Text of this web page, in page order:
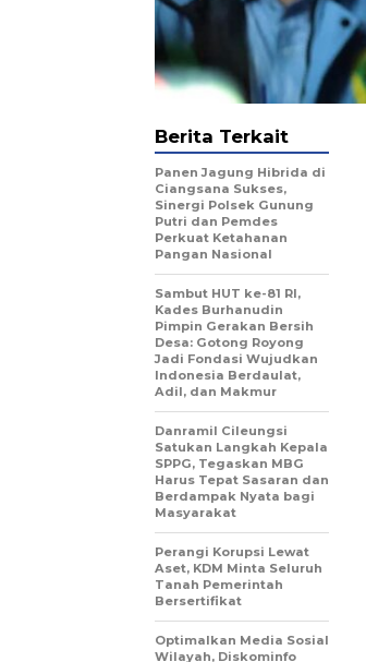
Berita Terkait
Panen Jagung Hibrida di
Ciangsana Sukses,
Sinergi Polsek Gunung
Putri dan Pemdes
Perkuat Ketahanan
Pangan Nasional
Sambut HUT ke-81 RI,
Kades Burhanudin
Pimpin Gerakan Bersih
Desa: Gotong Royong
Jadi Fondasi Wujudkan
Indonesia Berdaulat,
Adil, dan Makmur
Danramil Cileungsi
Satukan Langkah Kepala
SPPG, Tegaskan MBG
Harus Tepat Sasaran dan
Berdampak Nyata bagi
Masyarakat
Perangi Korupsi Lewat
Aset, KDM Minta Seluruh
Tanah Pemerintah
Bersertifikat
Optimalkan Media Sosial
Wilayah, Diskominfo